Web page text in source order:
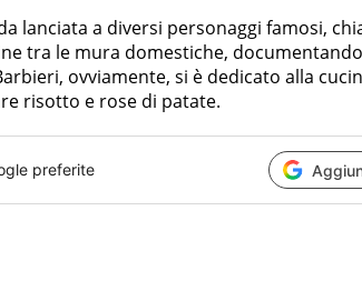
lanciata a diversi personaggi famosi,
tra le mura domestiche,
ovviamente, si è dedicato alla
risotto e rose di patate.
preferite